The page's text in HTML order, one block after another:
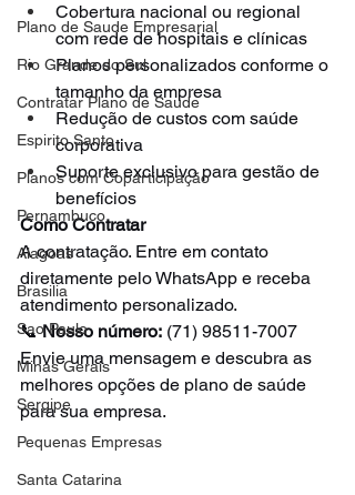
Plano de Saude Empresarial
Rio Grande do Sul
Contratar Plano de Saude
Espirito Santo
Planos com Coparticipação
Pernambuco
Alagoas
Brasilia
Sao Paulo
Minas Gerais
Sergipe
Pequenas Empresas
Santa Catarina
Cobertura nacional ou regional
com rede de hospitais e clínicas
Planos personalizados conforme o
tamanho da empresa
Redução de custos com saúde
corporativa
Suporte exclusivo para gestão de
benefícios
Como Contratar
A contratação. Entre em contato
diretamente pelo WhatsApp e receba
atendimento personalizado.
📞 Nosso número: (71) 98511-7007
Envie uma mensagem e descubra as
melhores opções de plano de saúde
para sua empresa.